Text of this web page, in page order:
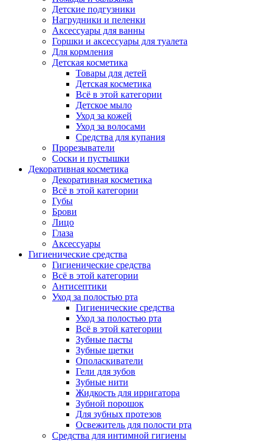
Детские подгузники
Нагрудники и пеленки
Аксессуары для ванны
Горшки и аксессуары для туалета
Для кормления
Детская косметика
Товары для детей
Детская косметика
Всё в этой категории
Детское мыло
Уход за кожей
Уход за волосами
Средства для купания
Прорезыватели
Соски и пустышки
Декоративная косметика
Декоративная косметика
Всё в этой категории
Губы
Брови
Лицо
Глаза
Аксессуары
Гигиенические средства
Гигиенические средства
Всё в этой категории
Антисептики
Уход за полостью рта
Гигиенические средства
Уход за полостью рта
Всё в этой категории
Зубные пасты
Зубные щетки
Ополаскиватели
Гели для зубов
Зубные нити
Жидкость для ирригатора
Зубной порошок
Для зубных протезов
Освежитель для полости рта
Средства для интимной гигиены